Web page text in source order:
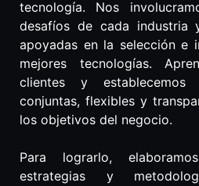
tecnología. Nos
desafíos de cada industria
apoyadas en la selección e
mejores tecnologías.
clientes y
conjuntas, flexibles y
los objetivos del negocio.
Para lograrlo,
estrategias y